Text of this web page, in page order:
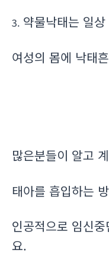
3. 약물낙태는 일
여성의 몸에 낙태
많은분들이 알고
태아를 흡입하는
인공적으로 임신
요.